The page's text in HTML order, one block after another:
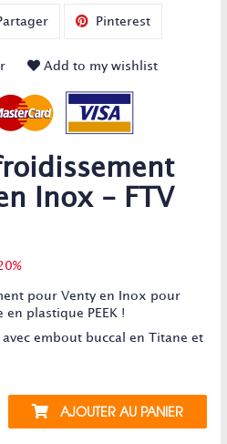
Pinterest
Add to my wishlist
Inox - FTV
pour Venty en Inox pour
plastique PEEK !
embout buccal en Titane et
AJOUTER AU PANIER